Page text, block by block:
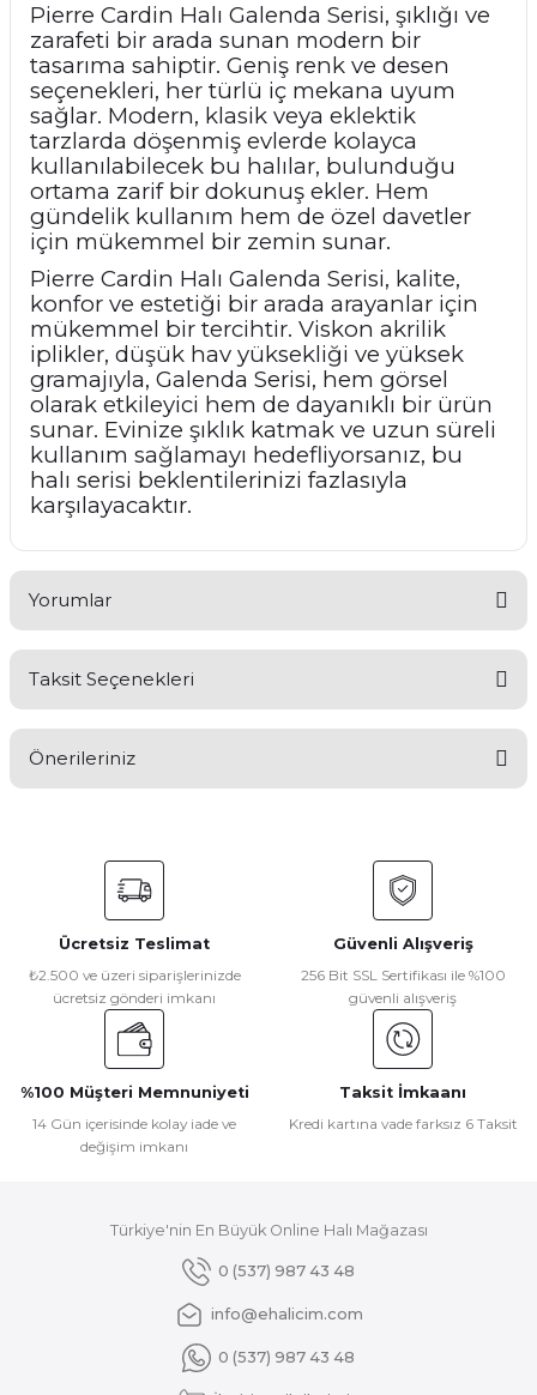
Pierre Cardin Halı Galenda Serisi, şıklığı ve
zarafeti bir arada sunan modern bir
tasarıma sahiptir. Geniş renk ve desen
seçenekleri, her türlü iç mekana uyum
sağlar. Modern, klasik veya eklektik
tarzlarda döşenmiş evlerde kolayca
kullanılabilecek bu halılar, bulunduğu
ortama zarif bir dokunuş ekler. Hem
gündelik kullanım hem de özel davetler
için mükemmel bir zemin sunar.
Pierre Cardin Halı Galenda Serisi, kalite,
konfor ve estetiği bir arada arayanlar için
mükemmel bir tercihtir. Viskon akrilik
iplikler, düşük hav yüksekliği ve yüksek
gramajıyla, Galenda Serisi, hem görsel
olarak etkileyici hem de dayanıklı bir ürün
sunar. Evinize şıklık katmak ve uzun süreli
kullanım sağlamayı hedefliyorsanız, bu
halı serisi beklentilerinizi fazlasıyla
karşılayacaktır.
Yorumlar
Yorum Yaz
Taksit Seçenekleri
Önerileriniz
konularda yetersiz gördüğünüz noktaları öneri formunu
kullanarak tarafımıza iletebilirsiniz.
Görüş ve önerileriniz için teşekkür ederiz.
Ürün resmi kalitesiz, bozuk veya görüntülenemiyor.
Ürün açıklamasında eksik bilgiler bulunuyor.
Ürün bilgilerinde hatalar bulunuyor.
Ürün fiyatı diğer sitelerden daha pahalı.
Gönder
Ücretsiz Teslimat
₺2.500 ve üzeri siparişlerinizde
ücretsiz gönderi imkanı
Güvenli Alışveriş
256 Bit SSL Sertifikası ile %100
güvenli alışveriş
%100 Müşteri Memnuniyeti
14 Gün içerisinde kolay iade ve
değişim imkanı
Taksit İmkaanı
Kredi kartına vade farksız 6 Taksit
Türkiye'nin En Büyük Online Halı Mağazası
0 (537) 987 43 48
info@ehalicim.com
0 (537) 987 43 48